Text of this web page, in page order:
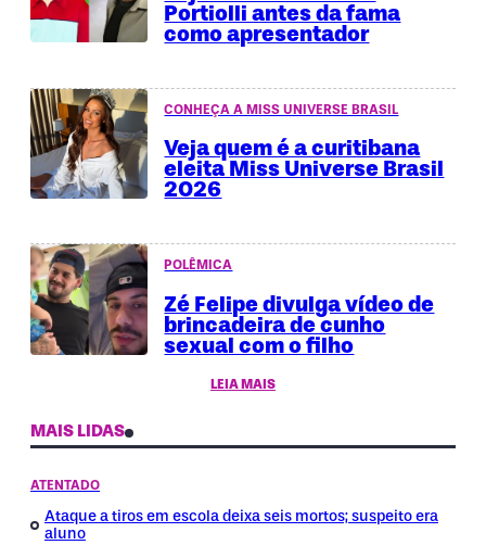
Portiolli antes da fama
como apresentador
CONHEÇA A MISS UNIVERSE BRASIL
Veja quem é a curitibana
eleita Miss Universe Brasil
2026
POLÊMICA
Zé Felipe divulga vídeo de
brincadeira de cunho
sexual com o filho
LEIA MAIS
MAIS LIDAS
ATENTADO
Ataque a tiros em escola deixa seis mortos; suspeito era
aluno